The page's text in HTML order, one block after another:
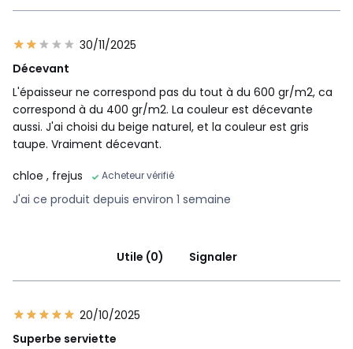
30/11/2025
Décevant
L'épaisseur ne correspond pas du tout à du 600 gr/m2, ca
correspond à du 400 gr/m2. La couleur est décevante
aussi. J'ai choisi du beige naturel, et la couleur est gris
taupe. Vraiment décevant.
chloe , frejus Acheteur vérifié
J'ai ce produit depuis environ 1 semaine
Utile (0) Signaler
20/10/2025
Superbe serviette